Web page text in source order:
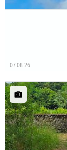
07.08.26